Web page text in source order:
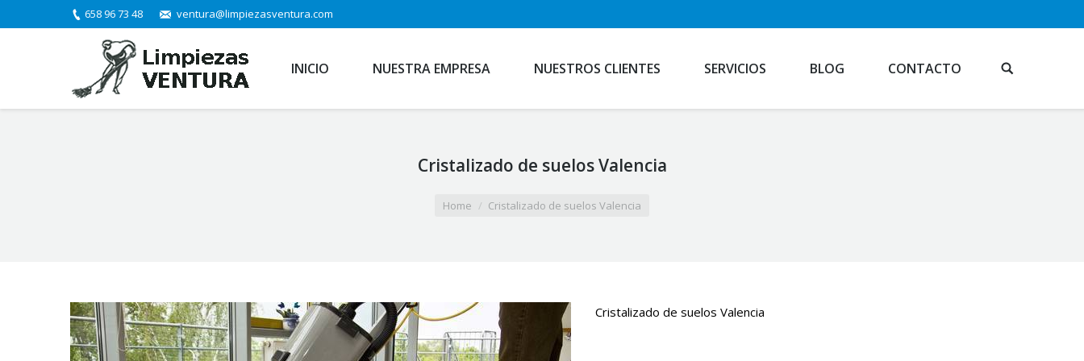
658 96 73 48 ventura@limpiezasventura.com
INICIO NUESTRA EMPRESA NUESTROS CLIENTES SERVICIOS BLOG CONTACTO
Cristalizado de suelos Valencia
Home Cristalizado de suelos Valencia
Cristalizado de suelos Valencia